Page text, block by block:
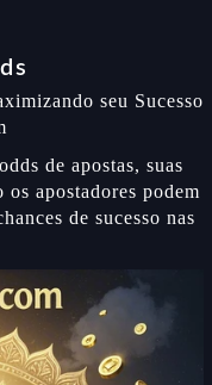
seu Sucesso
de apostas, suas
apostadores podem
de sucesso nas